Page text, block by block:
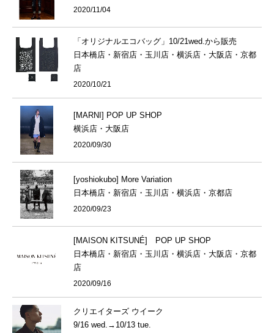
2020/11/04
「オリジナルエコバッグ」10/21wed.から販売
日本橋店・新宿店・玉川店・横浜店・大阪店・京都
店
2020/10/21
[MARNI] POP UP SHOP
横浜店・大阪店
2020/09/30
[yoshiokubo] More Variation
日本橋店・新宿店・玉川店・横浜店・京都店
2020/09/23
[MAISON KITSUNÉ] POP UP SHOP
日本橋店・新宿店・玉川店・横浜店・大阪店・京都
店
2020/09/16
クリエイターズ ウイーク
9/16 wed.→10/13 tue.